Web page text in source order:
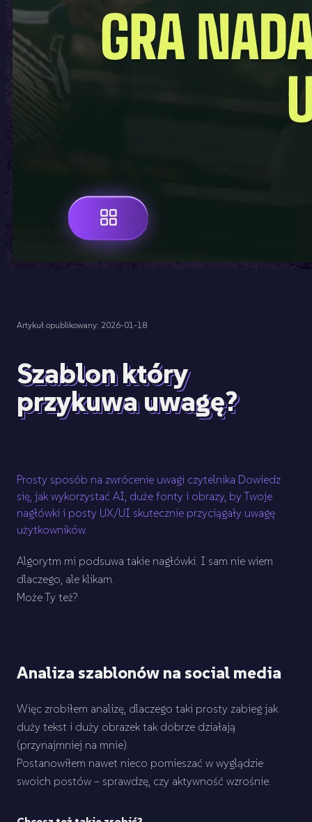
Artykuł opublikowany: 2026-01-18
Szablon który
przykuwa uwagę?
Prosty sposób na zwrócenie uwagi czytelnika Dowiedz
się, jak wykorzystać AI, duże fonty i obrazy, by Twoje
nagłówki i posty UX/UI skutecznie przyciągały uwagę
użytkowników.
Algorytm mi podsuwa takie nagłówki. I sam nie wiem
dlaczego, ale klikam.
Może Ty też?
Analiza szablonów na social media
Więc zrobiłem analizę, dlaczego taki prosty zabieg jak
duży tekst i duży obrazek tak dobrze działają
(przynajmniej na mnie).
Postanowiłem nawet nieco pomieszać w wyglądzie
swoich postów – sprawdzę, czy aktywność wzrośnie.